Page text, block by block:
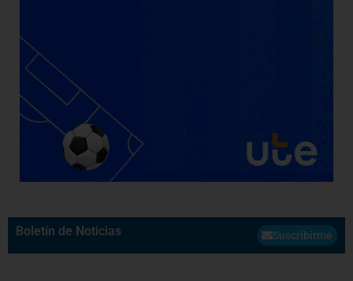
Boletín de Noticias Suscribirme